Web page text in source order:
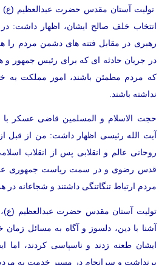
تولیت آستان مقدس حضرت عبدالعظیم (ع)
انتخاب خلف صالح ایشان، اظهار داشت:
رهبری در مقابل فتنه های دشمن مردم را
در جریان حادثه ای که برای رئیس جمهور و
که مردم مطمئن باشند، امور مملکت به
نداشته باشند.
حجت الاسلام و المسلمین قاضی عسکر با
آیت الله رئیسی اظهار داشت: من از قبل از
روحانی عالم و انقلابی پس از انقلاب
قدس رضوی و در سمت ریاست جمهوری
مردم ارتباط تنگاتنگی داشتند و شجاعانه در
تولیت آستان مقدس حضرت عبدالعظیم (ع)،
آشنا با دین، دلسوز و آگاه به مسائل
ایشان طعنه زدند و ناسپاسی کردند،
برنداشت و سرانجام در مسیر خدمت به